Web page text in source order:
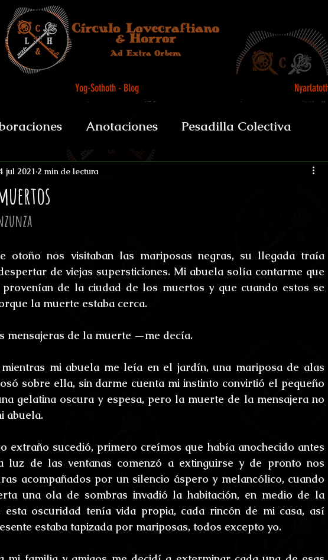
Yog-Sothoth - Blog
Anotaciones Pesadilla Colectiva
Biografías y datos
Bestiario del Horror Los últimos días de
Relatos Relatos Ganadores Horresco
jul 2021 2 min de lectura
otoño nos visitaban las mariposas negras, su llegada traía
de viejas supersticiones. Mi abuela solía contarme que
provenían de la ciudad de los muertos y que cuando estos se
la muerte estaba cerca.
mensajeras de la muerte —me decía.
mi abuela me leía en el jardín, una mariposa de alas
sobre ella, sin darme cuenta mi instinto convirtió el pequeño
gelatina oscura y espesa, pero la muerte de la mensajera no
abuela.
extraño sucedió, primero creímos que había anochecido antes
de las ventanas comenzó a extinguirse y de pronto nos
acompañados por un silencio áspero y melancólico, cuando
una ola de sombras invadió la habitación, en medio de la
esta oscuridad tenía vida propia, cada rincón de mi casa, así
estaba tapizada por mariposas, todos excepto yo.